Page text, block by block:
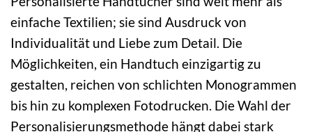
einfache Textilien; sie sind Ausdruck von
Individualität und Liebe zum Detail. Die
Möglichkeiten, ein Handtuch einzigartig zu
gestalten, reichen von schlichten Monogrammen
bis hin zu komplexen Fotodrucken. Die Wahl der
Personalisierungsmethode hängt dabei stark